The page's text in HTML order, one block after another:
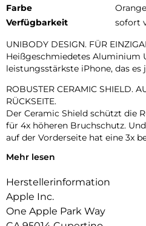
Farbe
Orange
Verfügbarkeit
sofort
UNIBODY DESIGN. FÜR
Heißgeschmiedetes Aluminium
leistungsstärkste iPhone, das es
ROBUSTER CERAMIC SHIELD.
RÜCKSEITE.
Der Ceramic Shield schützt die
für 4x höheren Bruchschutz.
auf der Vorderseite hat eine 3x
DAS ULTIMATIVE PRO KAMERA-
dem größten Zoombereich, den
Das ist wie 8 Pro Objektive in
18MP CENTER STAGE
Mehr lesen
Herstellerinformation
Apple Inc.
One Apple Park Way